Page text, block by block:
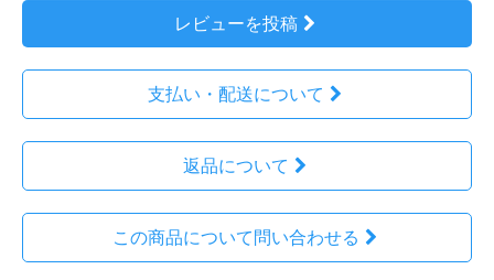
レビューを投稿
支払い・配送について
返品について
この商品について問い合わせる